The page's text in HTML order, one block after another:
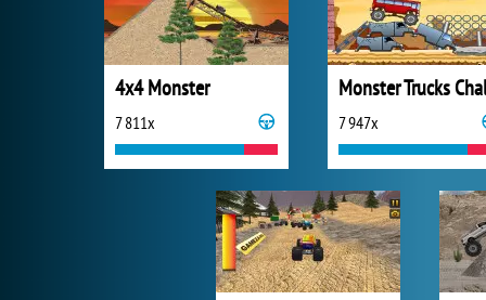
4x4 Monster
7 811x 7 947x